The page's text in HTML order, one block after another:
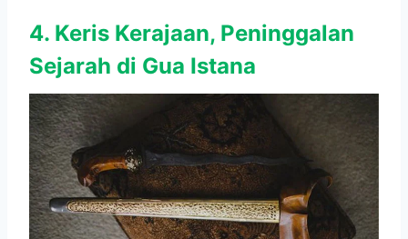
4. Keris Kerajaan, Peninggalan
Sejarah di Gua Istana